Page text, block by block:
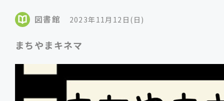
図書館 2023年11月12日(日)
まちやまキネマ